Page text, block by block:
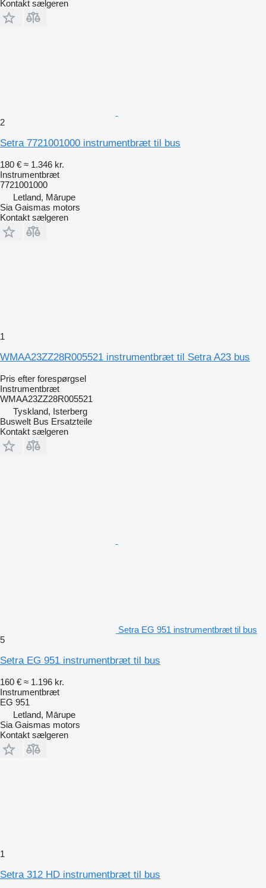
Kontakt sælgeren
2
Setra 7721001000 instrumentbræt til bus
180 € ≈ 1.346 kr.
Instrumentbræt
7721001000
Letland, Mārupe
Sia Gaismas motors
Kontakt sælgeren
1
WMAA23ZZ28R005521 instrumentbræt til Setra A23 bus
Pris efter forespørgsel
Instrumentbræt
WMAA23ZZ28R005521
Tyskland, Isterberg
Buswelt Bus Ersatzteile
Kontakt sælgeren
Setra EG 951 instrumentbræt til bus
5
Setra EG 951 instrumentbræt til bus
160 € ≈ 1.196 kr.
Instrumentbræt
EG 951
Letland, Mārupe
Sia Gaismas motors
Kontakt sælgeren
1
Setra 312 HD instrumentbræt til bus